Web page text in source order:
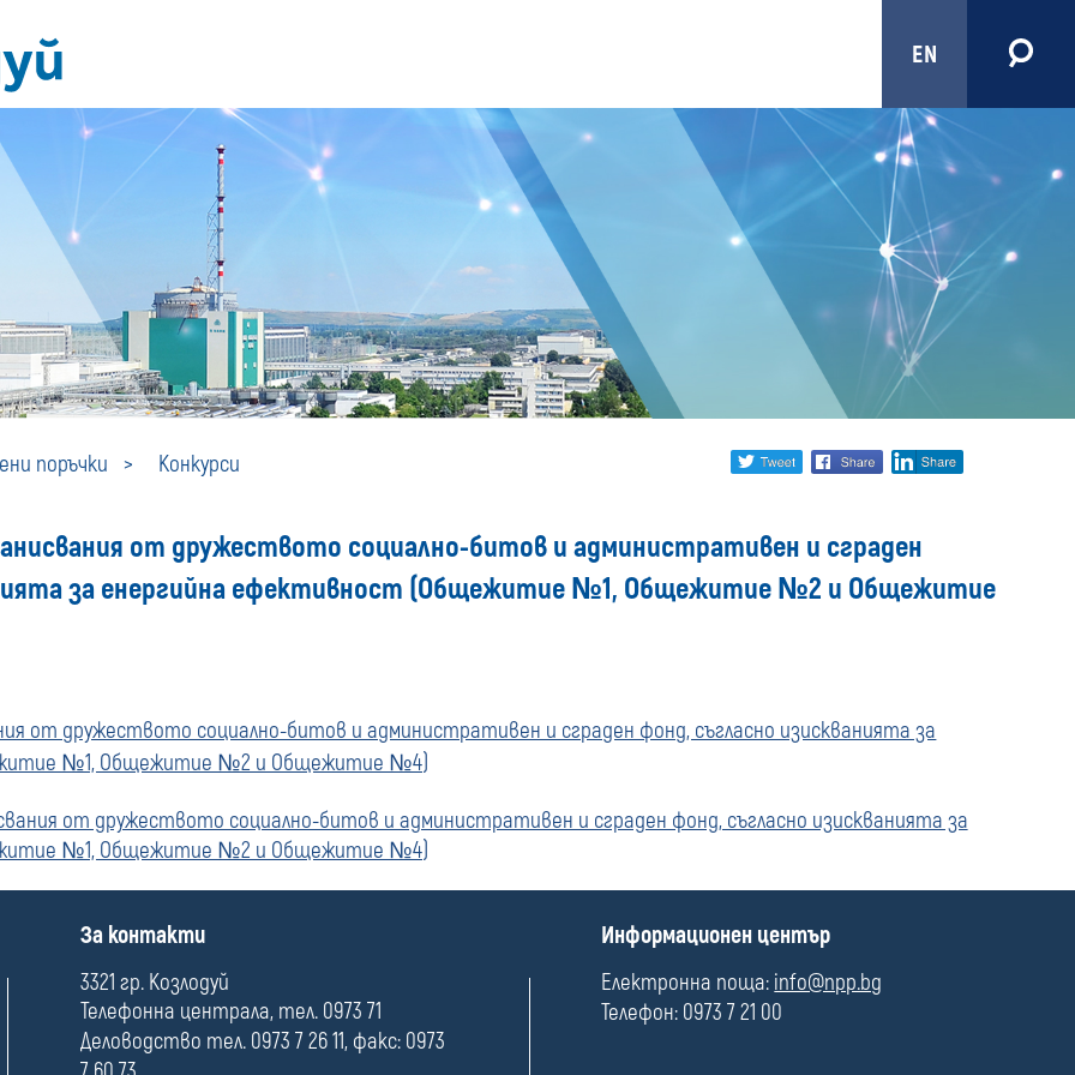
EN
поръчки Конкурси
Share
media
twitter facebook
от дружеството социално-битов и административен и сграден
за енергийна ефективност (Общежитие №1, Общежитие №2 и Общежитие
от дружеството социално-битов и административен и сграден фонд, съгласно изискванията за
№1, Общежитие №2 и Общежитие №4)
от дружеството социално-битов и административен и сграден фонд, съгласно изискванията за
№1, Общежитие №2 и Общежитие №4)
П
л
е
За контакти
3321 гр. Козлодуй
Телефонна централа, тел. 0973 71
Деловодство тел. 0973 7 26 11, факс: 0973
П
л
е
Информационен център
Електронна поща: info@npp.bg
Телефон: 0973 7 21 00